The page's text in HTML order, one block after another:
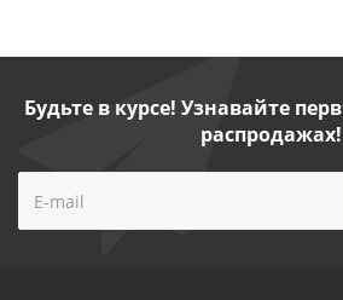
Будьте в курсе! Узнавайте
распродажах!